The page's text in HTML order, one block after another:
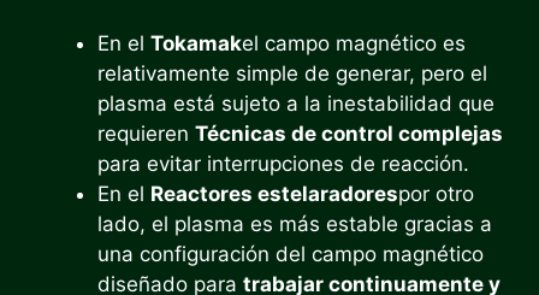
En el Tokamakel campo magnético es
relativamente simple de generar, pero el
plasma está sujeto a la inestabilidad que
requieren Técnicas de control complejas
para evitar interrupciones de reacción.
En el Reactores estelaradorespor otro
lado, el plasma es más estable gracias a
una configuración del campo magnético
diseñado para trabajar continuamente y